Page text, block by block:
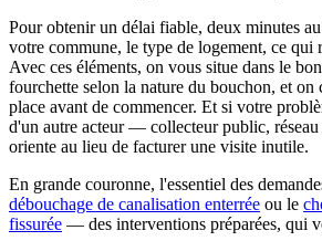
Pour obtenir un délai fiable, deux minutes
votre commune, le type de logement, ce qui
Avec ces éléments, on vous situe dans le
fourchette selon la nature du bouchon, et
place avant de commencer. Et si votre
d'un autre acteur — collecteur public,
oriente au lieu de facturer une visite inutile.
En grande couronne, l'essentiel des
débouchage de canalisation enterrée ou le
fissurée — des interventions préparées, qui